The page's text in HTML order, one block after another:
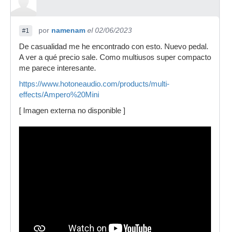
#1 por namenam el 02/06/2023
De casualidad me he encontrado con esto. Nuevo pedal.
A ver a qué precio sale. Como multiusos super compacto
me parece interesante.
https://www.hotoneaudio.com/products/multi-
effects/Ampero%20Mini
[ Imagen externa no disponible ]